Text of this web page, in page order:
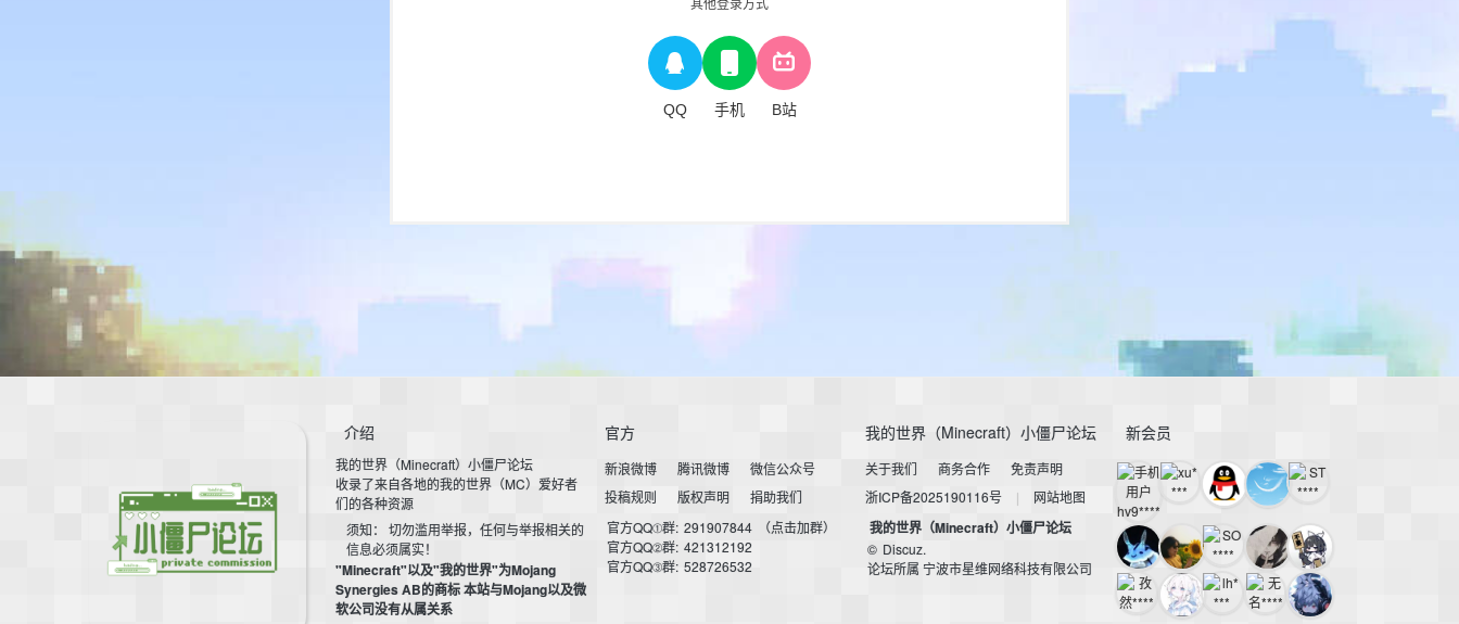
其他登录方式
QQ 手机 B站
介绍
我的世界（Minecraft）小僵尸论坛
收录了来自各地的我的世界（MC）爱好者
们的各种资源
须知： 切勿滥用举报，任何与举报相关的
信息必须属实！
"Minecraft"以及"我的世界"为Mojang
Synergies AB的商标 本站与Mojang以及微
软公司没有从属关系
官方
新浪微博 腾讯微博
微信公众号
投稿规则
版权声明
捐助我们
官方QQ①群: 291907844
（点击加群）
官方QQ②群: 421312192
官方QQ③群: 528726532
我的世界（Minecraft）小僵尸论坛
关于我们 商务合作
免责声明
浙ICP备2025190116号
| 网站地图
我的世界（Minecraft）小僵尸论坛
© Discuz.
论坛所属 宁波市星维网络科技有限公司
新会员